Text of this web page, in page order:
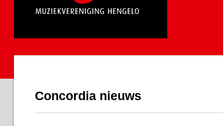
Concordia nieuws